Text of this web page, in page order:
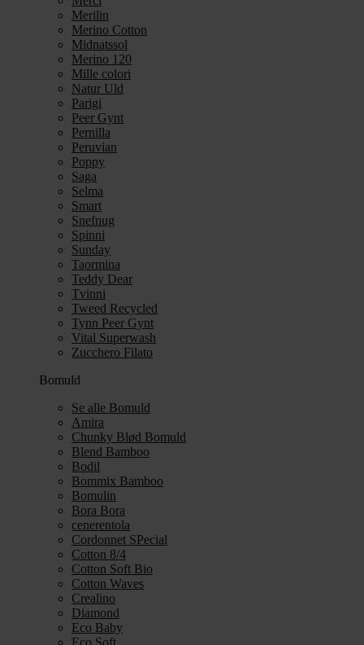
Merilin
Merino Cotton
Midnatssol
Merino 120
Mille colori
Natur Uld
Parigi
Peer Gynt
Pernilla
Peruvian
Poppy
Saga
Selma
Smart
Snefnug
Spinni
Sunday
Taormina
Teddy Dear
Tvinni
Tweed Recycled
Tynn Peer Gynt
Vital Superwash
Zucchero Filato
Bomuld
Se alle Bomuld
Amira
Chunky Blød Bomuld
Blend Bamboo
Bodil
Bommix Bamboo
Bomulin
Bora Bora
cenerentola
Cordonnet SPecial
Cotton 8/4
Cotton Soft Bio
Cotton Waves
Crealino
Diamond
Eco Baby
Eco Soft